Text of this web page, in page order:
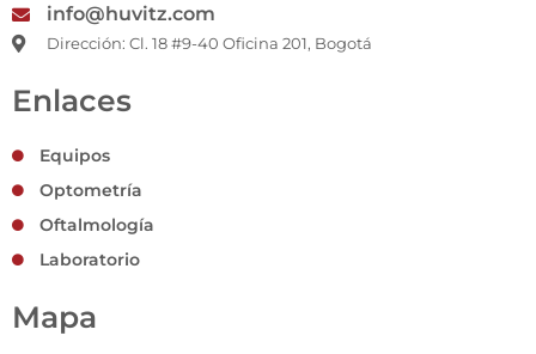
info@huvitz.com
Dirección: Cl. 18 #9-40 Oficina 201, Bogotá
Enlaces
Equipos
Optometría
Oftalmología
Laboratorio
Mapa